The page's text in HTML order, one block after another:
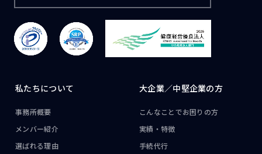
私たちについて
事務所概要
メンバー紹介
選ばれる理由
大企業／中堅企業の方
こんなことでお困りの方
実績・特徴
手続代行